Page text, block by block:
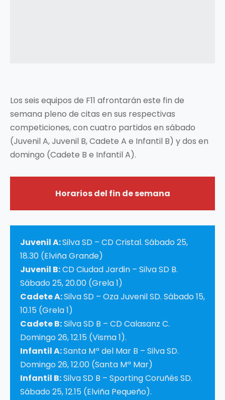
Los seis equipos de F11 afrontarán este fin de
semana pleno de citas en sus respectivas
competiciones, con cuatro partidos en sábado
(Juvenil A, Juvenil B, Cadete A e Infantil B) y dos en
domingo (Cadete B e Infantil A).
Horarios del fin de semana
Juvenil A:Silva SD – CD Cristal. Sábado 25,
18.30 (Elviña Grande)
Juvenil B:CD Ciudad Jardin – Silva SD B.
Sábado 25, 20.00 (Grela 1)
Cadete A:Silva SD – Oza Juvenil SD. Sábado 15,
10.15 (Grela 1)
Cadete B:Silva SD B – CD Calasanz C.
Domingo 26, 12.15 (Visma 1).
Infantil A:Santa Mª del Mar B – Silva SD.
Domingo 26, 12.00 (Santa Mª Mar)
Infantil B:Silva SD B – Sporting Coruñés SD.
Sábado 25, 12.15 (Elviña Pequeño).